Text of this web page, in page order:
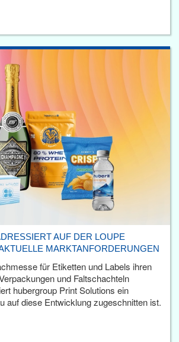
AUF DER LOUPE
MARKTANFORDERUNGEN
für Etiketten und Labels ihren
und Faltschachteln
hubergroup Print Solutions ein
auf diese Entwicklung zugeschnitten ist.